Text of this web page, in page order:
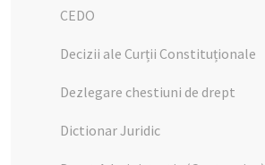
CEDO
Decizii ale Curții Constituționale
Dezlegare chestiuni de drept
Dictionar Juridic